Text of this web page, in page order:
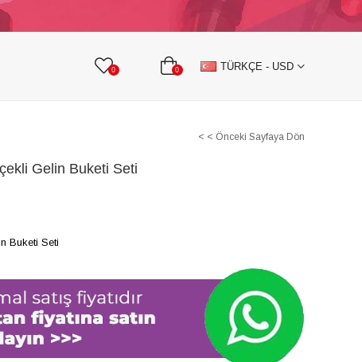
0 0 TÜRKÇE - USD
TAŞLI TEKSTİL AKSESUARLARI
< < Önceki Sayfaya Dön
Gelin Buketi Seti
Buketi Seti